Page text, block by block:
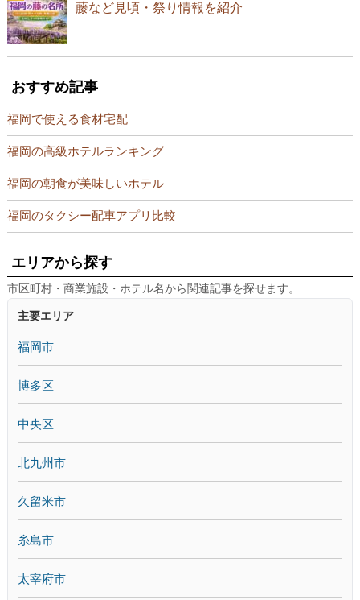
藤など見頃・祭り情報を紹介
おすすめ記事
福岡で使える食材宅配
福岡の高級ホテルランキング
福岡の朝食が美味しいホテル
福岡のタクシー配車アプリ比較
エリアから探す
市区町村・商業施設・ホテル名から関連記事を探せます。
主要エリア
福岡市
博多区
中央区
北九州市
久留米市
糸島市
太宰府市